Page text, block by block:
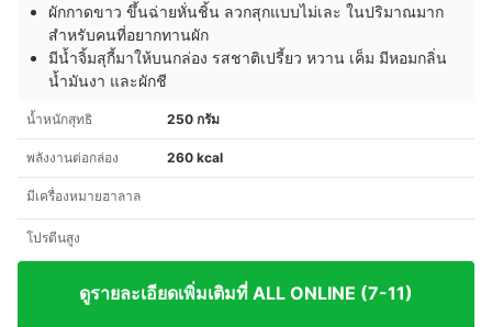
ผักกาดขาว ขึ้นฉ่ายหั่นชิ้น ลวกสุกแบบไม่เละ ในปริมาณมาก
สำหรับคนที่อยากทานผัก
มีน้ำจิ้มสุกี้มาให้บนกล่อง รสชาติเปรี้ยว หวาน เค็ม มีหอมกลิ่น
น้ำมันงา และผักชี
น้ำหนักสุทธิ 250 กรัม
พลังงานต่อกล่อง 260 kcal
มีเครื่องหมายฮาลาล
โปรตีนสูง
ดูรายละเอียดเพิ่มเติมที่ ALL ONLINE (7-11)